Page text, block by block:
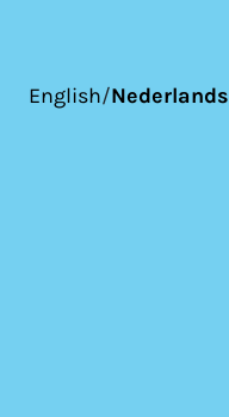
English/Nederlands